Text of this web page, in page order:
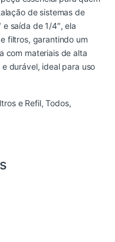
de sistemas de
saída de 1/4″, ela
filtros, garantindo um
com materiais de alta
durável, ideal para uso
e Refil,Todos,